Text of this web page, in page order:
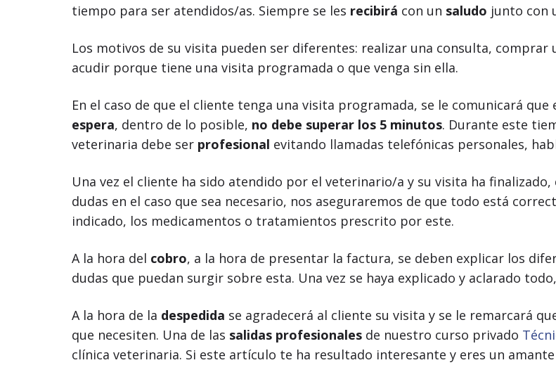
tiempo para ser atendidos/as. Siempre se les recibirá con un saludo junto con
Los motivos de su visita pueden ser diferentes: realizar una consulta,
acudir porque tiene una visita programada o que venga sin ella.
En el caso de que el cliente tenga una visita programada, se le comunicará
espera, dentro de lo posible, no debe superar los 5 minutos. Durante este
veterinaria debe ser profesional evitando llamadas telefónicas personales,
Una vez el cliente ha sido atendido por el veterinario/a y su visita ha
dudas en el caso que sea necesario, nos aseguraremos de que todo está
indicado, los medicamentos o tratamientos prescrito por este.
A la hora del cobro, a la hora de presentar la factura, se deben explicar los
dudas que puedan surgir sobre esta. Una vez se haya explicado y aclarado
A la hora de la despedida se agradecerá al cliente su visita y se le remarcará
que necesiten. Una de las salidas profesionales de nuestro curso privado
clínica veterinaria. Si este artículo te ha resultado interesante y eres un